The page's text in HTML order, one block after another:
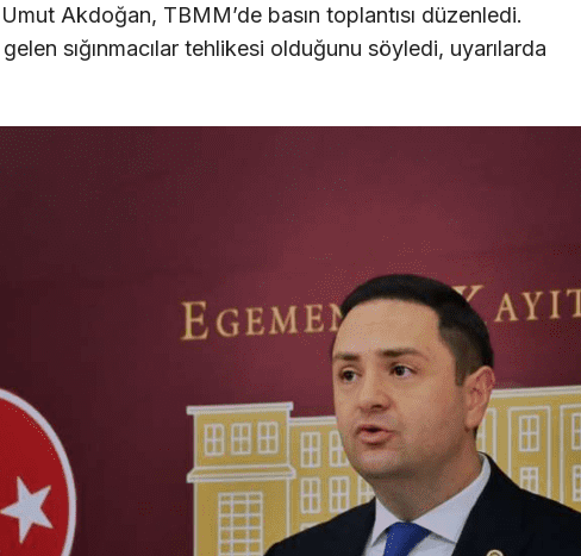
Akdoğan, TBMM’de basın toplantısı düzenledi.
sığınmacılar tehlikesi olduğunu söyledi, uyarılarda